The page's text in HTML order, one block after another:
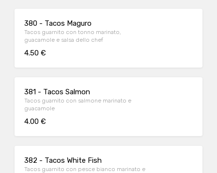
380 - Tacos Maguro
Tacos guarnito con tonno marinato,
guacamole e salsa dello chef
4.50 €
381 - Tacos Salmon
Tacos guarnito con salmone marinato e
guacamole
4.00 €
382 - Tacos White Fish
Tacos guarnito con pesce bianco marinato e